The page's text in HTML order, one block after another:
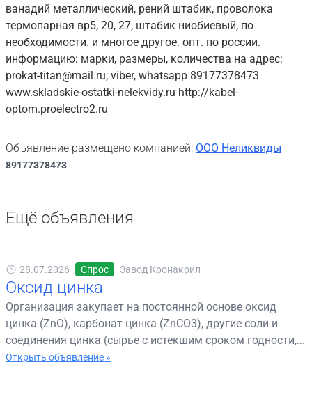
ванадий металлический, рений штабик, проволока
термопарная вр5, 20, 27, штабик ниобиевый, по
необходимости. и многое другое. опт. по россии.
информацию: марки, размеры, количества на адрес:
prokat-titan@mail.ru; viber, whatsapp 89177378473
www.skladskie-ostatki-nelekvidy.ru http://kabel-
optom.proelectro2.ru
Объявление размещено компанией: ООО Неликвиды
89177378473
Ещё объявления
28.07.2026 Спрос Завод Кронакрил
Оксид цинка
Организация закупает на постоянной основе оксид
цинка (ZnO), карбонат цинка (ZnCO3), другие соли и
соединения цинка (сырье с истекшим сроком годности,...
Открыть объявление »